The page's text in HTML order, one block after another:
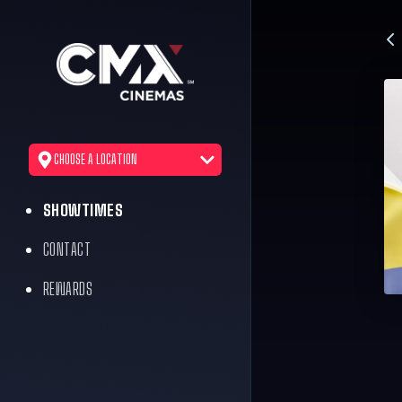
CHOOSE A LOCATION
SHOWTIMES
CONTACT
REWARDS